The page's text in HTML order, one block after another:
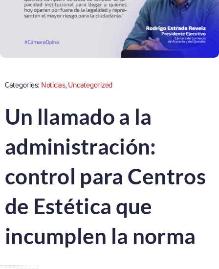
Categories: Noticias,Uncategorized
Un llamado a la
administración:
control para Centros
de Estética que
incumplen la norma